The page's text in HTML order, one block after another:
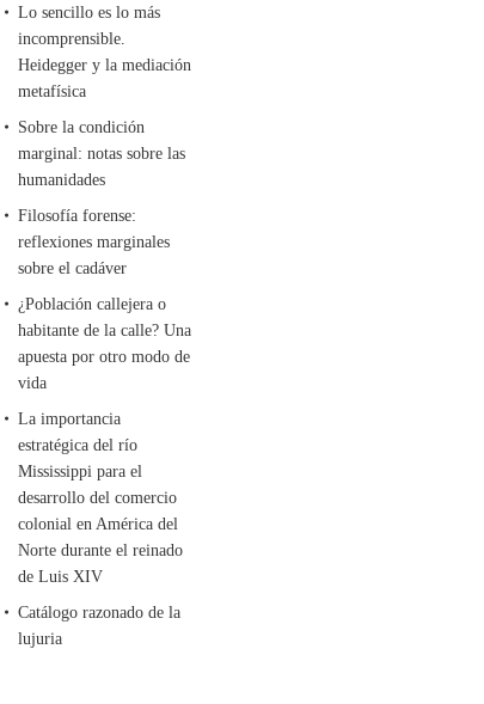
Lo sencillo es lo más
incomprensible.
Heidegger y la mediación
metafísica
Sobre la condición
marginal: notas sobre las
humanidades
Filosofía forense:
reflexiones marginales
sobre el cadáver
¿Población callejera o
habitante de la calle? Una
apuesta por otro modo de
vida
La importancia
estratégica del río
Mississippi para el
desarrollo del comercio
colonial en América del
Norte durante el reinado
de Luis XIV
Catálogo razonado de la
lujuria